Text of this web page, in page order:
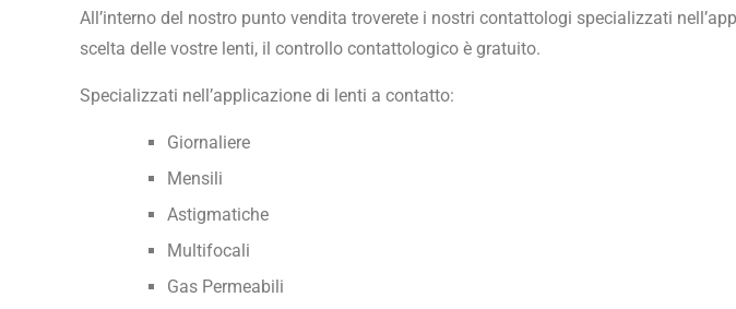
All’interno del nostro punto vendita troverete i nostri contattologi specializzati
scelta delle vostre lenti, il controllo contattologico è gratuito.
Specializzati nell’applicazione di lenti a contatto:
Giornaliere
Mensili
Astigmatiche
Multifocali
Gas Permeabili